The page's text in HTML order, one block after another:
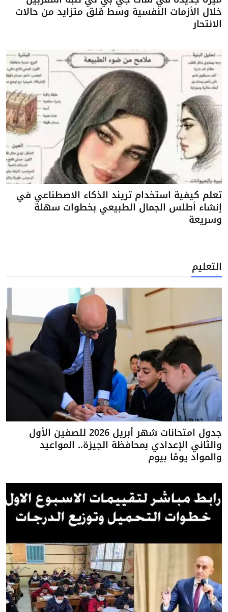
خلال الأزمات النفسية وسط قلق متزايد من حالات
الانتحار
تعلم كيفية استخدام تريند الذكاء الاصطناعي في
إنشاء أطلس الجمال الطبيعي بخطوات سهلة
وسريعة
التعليم
جدول امتحانات شهر أبريل 2026 للصفين الأول
والثاني الإعدادي بمحافظة الجيزة.. المواعيد
والمواد يومًا بيوم